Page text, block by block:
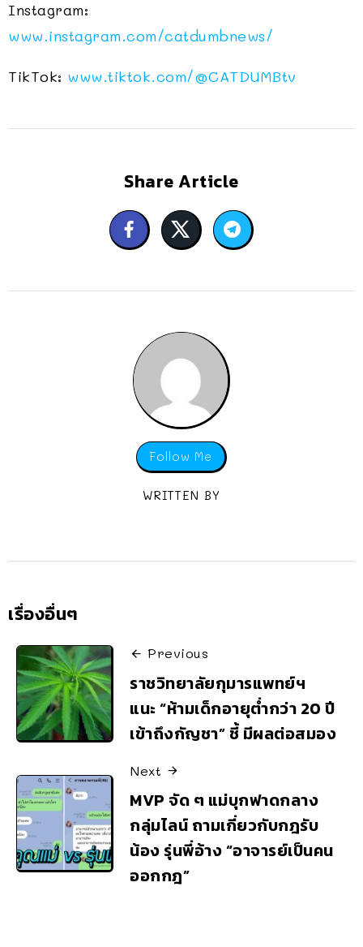
Instagram:
www.instagram.com/catdumbnews/
TikTok: www.tiktok.com/@CATDUMBtv
Share Article
Follow Me
WRITTEN BY
เรื่องอื่นๆ
Previous
ราชวิทยาลัยกุมารแพทย์ฯ
แนะ “ห้ามเด็กอายุต่ำกว่า 20 ปี
เข้าถึงกัญชา” ชี้ มีผลต่อสมอง
Next
MVP จัด ๆ แม่บุกฟาดกลาง
กลุ่มไลน์ ถามเกี่ยวกับกฎรับ
น้อง รุ่นพี่อ้าง “อาจารย์เป็นคน
ออกกฎ”